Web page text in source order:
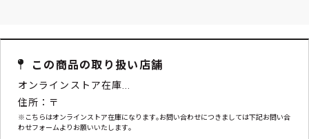
この商品の取り扱い店舗
オンラインストア在庫...
住所：〒
※こちらはオンラインストア在庫になります｡お問い合わせにつきましては下記お問い合
わせフォームよりお願いいたします｡